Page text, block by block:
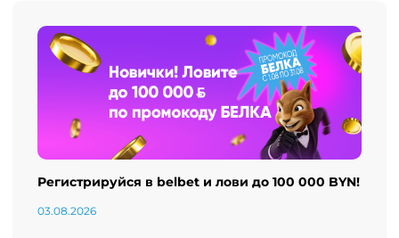
Регистрируйся в belbet и лови до 100 000 BYN!
03.08.2026